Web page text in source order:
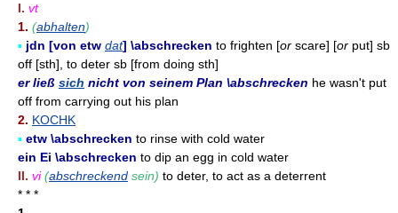
I. vt
1. (abhalten)
▪ jdn [von etw dat] \abschrecken to frighten [or scare] [or put] sb
off [sth], to deter sb [from doing sth]
er ließ sich nicht von seinem Plan \abschrecken he wasn't put
off from carrying out his plan
2. KOCHK
▪ etw \abschrecken to rinse with cold water
ein Ei \abschrecken to dip an egg in cold water
II. vi (abschreckend sein) to deter, to act as a deterrent
* * *